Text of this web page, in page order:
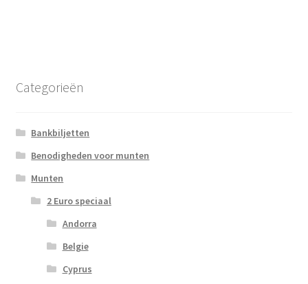
Categorieën
Bankbiljetten
Benodigheden voor munten
Munten
2 Euro speciaal
Andorra
Belgie
Cyprus